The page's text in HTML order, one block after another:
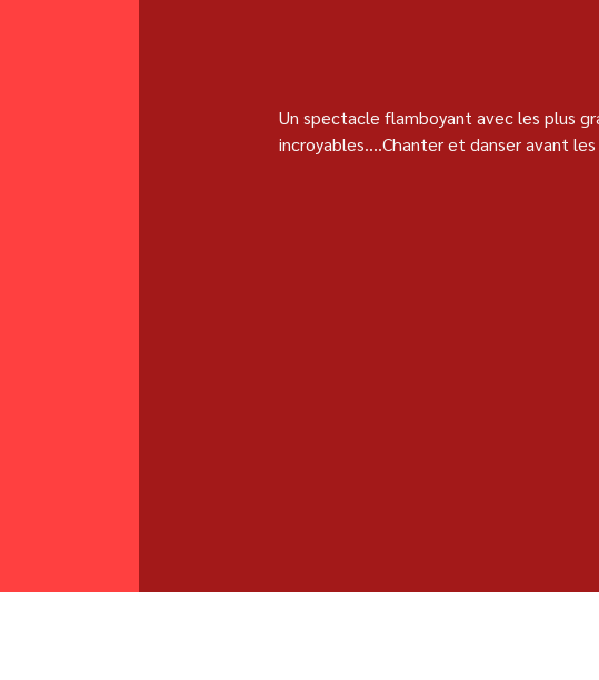
Un spectacle flamboyant avec les plus
incroyables....Chanter et danser avant